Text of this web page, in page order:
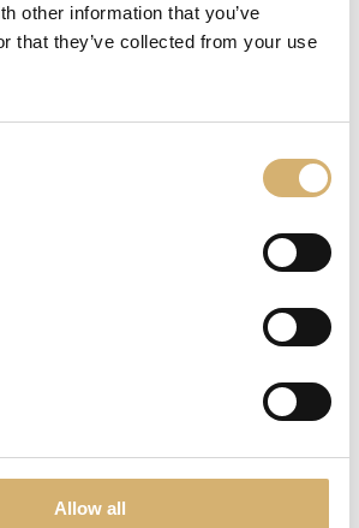
other information that you’ve
that they’ve collected from your use
Allow all
Aceto di vino rosso
Aceto di vino prodotto con metodi
Aceto di vino decolorato
Aceto di vino bianco -
Riserva Oro